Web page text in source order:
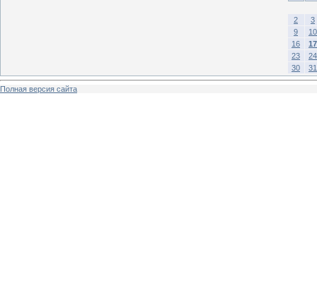
2
3
9
10
16
17
23
24
30
31
Полная версия сайта